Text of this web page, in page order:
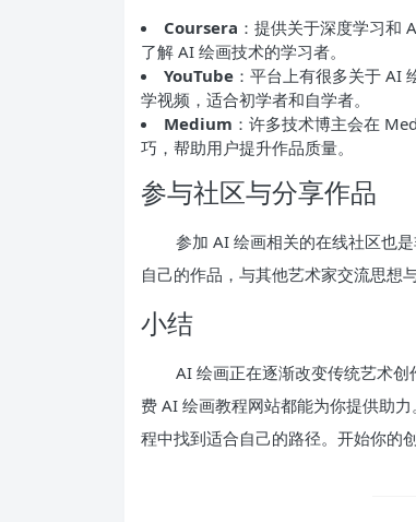
Coursera ：提供关于深度学习和
了解 AI 绘画技术的学习者。
YouTube ：平台上有很多关于 AI
学视频，适合初学者和自学者。
Medium ：许多技术博主会在
巧，帮助用户提升作品质量。
参与社区与分享作品
参加 AI 绘画相关的在线社区也
自己的作品，与其他艺术家交流思想
小结
AI 绘画正在逐渐改变传统艺术
费 AI 绘画教程网站都能为你提供助
程中找到适合自己的路径。开始你的